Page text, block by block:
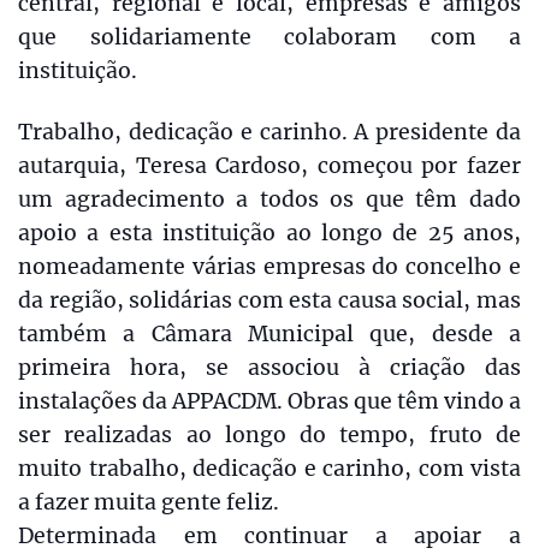
que solidariamente colaboram com a
instituição.
Trabalho, dedicação e carinho. A presidente da
autarquia, Teresa Cardoso, começou por fazer
um agradecimento a todos os que têm dado
apoio a esta instituição ao longo de 25 anos,
nomeadamente várias empresas do concelho e
da região, solidárias com esta causa social, mas
também a Câmara Municipal que, desde a
primeira hora, se associou à criação das
instalações da APPACDM. Obras que têm vindo a
ser realizadas ao longo do tempo, fruto de
muito trabalho, dedicação e carinho, com vista
a fazer muita gente feliz.
Determinada em continuar a apoiar a